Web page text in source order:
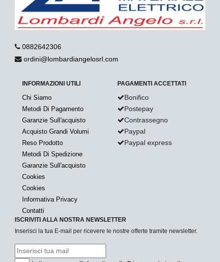
0882642306
ordini@lombardiangelosrl.com
INFORMAZIONI UTILI
Chi Siamo
Metodi Di Pagamento
Garanzie Sull'acquisto
Acquisto Grandi Volumi
Reso Prodotto
Metodi Di Spedizione
Garanzie Sull'acquisto
Cookies
Cookies
Informativa Privacy
Contatti
PAGAMENTI ACCETTATI
Bonifico
Postepay
Contrassegno
Paypal
Paypal express
ISCRIVITI ALLA NOSTRA NEWSLETTER
Inserisci la tua E-mail per ricevere le nostre offerte tramite newsletter.